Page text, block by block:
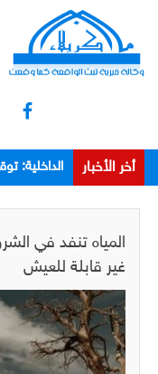
أخر الأخبار
الداخلية:
المياه تنفد في
غير قابلة للعيش